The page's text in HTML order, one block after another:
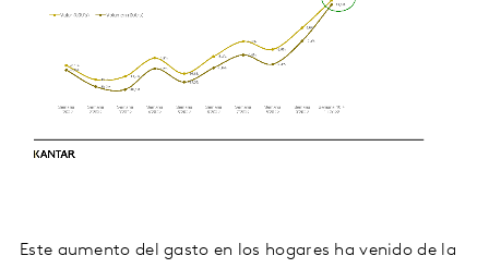
Este aumento del gasto en los hogares ha venido de la